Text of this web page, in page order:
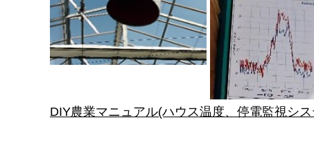
DIY農業マニュアル(ハウス温度、停電監視シ